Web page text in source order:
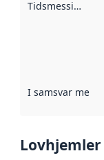
Tidsmessig avgrensning
I samsvar med
Lovhjemler